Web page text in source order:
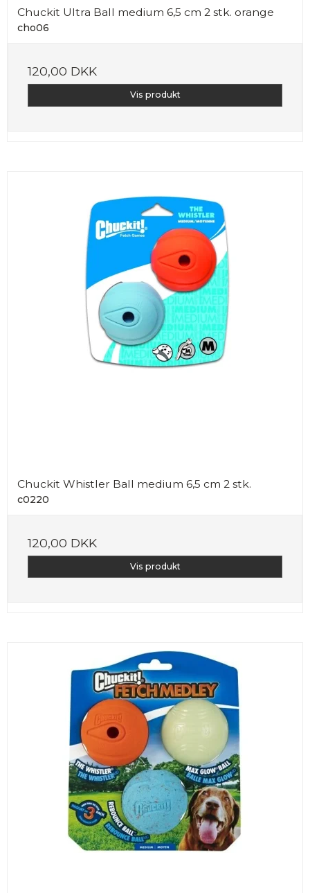
Chuckit Ultra Ball medium 6,5 cm 2 stk. orange
cho06
120,00 DKK
Vis produkt
Chuckit Whistler Ball medium 6,5 cm 2 stk.
c0220
120,00 DKK
Vis produkt